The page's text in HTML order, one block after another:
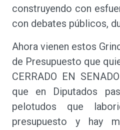
construyendo con
con debates públicos,
Ahora vienen estos
de Presupuesto que
CERRADO EN
que en Diputados
pelotudos que
presupuesto y hay